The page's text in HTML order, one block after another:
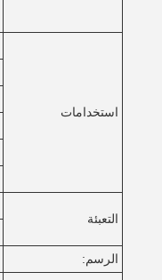
استخدامات
التعبئة
الرسم: